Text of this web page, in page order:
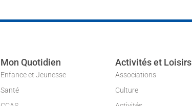
Mon Quotidien
Enfance et Jeunesse
Santé
Activités et Loisirs
Associations
Culture